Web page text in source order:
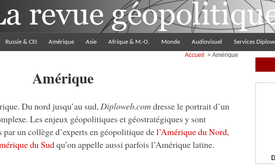
Russie & CEI Amérique Asie Afrique & M.-O. Monde Audiovisuel Services
Accueil > Amérique
Amérique
Du nord jusqu’au sud,Diploweb.comdresse le portrait d’un
Les enjeux géopolitiques et géostratégiques y sont
un collège d’experts en géopolitique del’Amérique du Nord,
du Sudqu’on appelle aussi parfois l’Amérique latine.